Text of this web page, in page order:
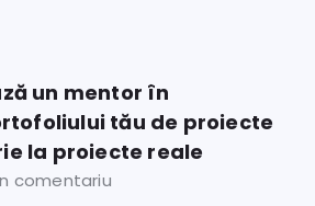
un mentor în
tău de proiecte
la proiecte reale
comentariu